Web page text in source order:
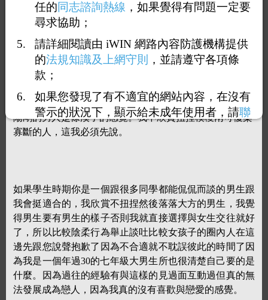
希望我們能培養非常多元的興趣一起就從事些休閒活動也
會一起去運動一起品味生活，希望你也非常喜歡去嘗試許
多沒去過的餐廳，我喜歡郊外喜歡接觸大自然另外我非常
喜歡狗狗，貓派與狗派，狗派的人跟我會比較適合，希望
你將來也有計畫養一隻狗兒子毛小孩，希望你是一個心腸
柔軟並且有愛心的男人。我欣賞脾氣溫和性格穩定有愛心
陽剛的男人是條漢子的感覺。我不欣賞扭捏模稜兩可優柔
寡斷的人，這我必須先說。
如果學生時期你是一個跟很多同學都能侃侃而談的男生跟
我會挺適合的，我欣賞不扭捏然後落落大方的男生，我覺
得男生要有男生的樣子否則我就直接選擇與女生交往就好
了，所以比較陰柔行為舉止談吐比較女孩子的圈內人在這
邊先跟您說聲抱歉了因為不合適就不耽誤彼此的時間了因
為我是一個年過30的七年級大男生所也很清楚自己要的是
什麼。因為過往的經驗有與這樣的見過面互動過但真的無
法發展成為戀人，因為我真的沒有喜歡與戀愛的感覺。
任的同志諮詢熱線 ，如果覺得有問題一定要
尋求協助；
請詳細閱讀由 iWIN 網路內容防護機構提供
的法規知識及上網守則
，並請遵守各項條
款；
如果您發現了有不適宜的網站內容，在沒有
警示的狀況下，顯示給未成年使用者，請聯
絡我們，謝謝您的合作。